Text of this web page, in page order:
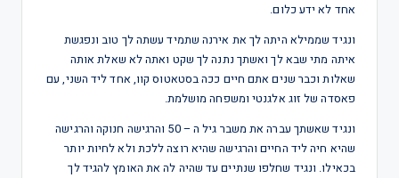
אחד לא ידע כלום.
ונגיד שממילא היתה לך את אירנה שתמיד עשתה לך טוב ונפגשת
איתה מתי שבא לך ואשתך נתנה לך שקט ואתה לא שאלת אותה
שאלות וכבר שנים אתם חיים ככה בסטאטוס קוו, אחד ליד השני, עם
פאסדה של זוג אלגנטי ומשפחה מושלמת.
ונגיד שאשתך עברה את משבר גיל ה – 50 והרגישה חנוקה והרגישה
שהיא חיה ליד החיים והרגישה שהיא רוצה ללכת ולא לחיות יותר
בכאילו. ונגיד שחלפו שנתיים עד שהיה לה את האומץ להגיד לך